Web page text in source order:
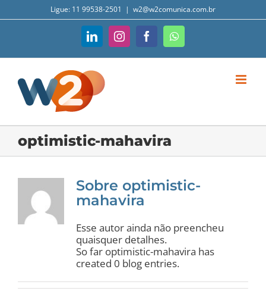
para
Ligue: 11 99538-2501 | w2@w2comunica.com.br
LinkedInInstagramFacebookWhatsApp
optimistic-mahavira
Sobre optimistic-
mahavira
Esse autor ainda não preencheu
quaisquer detalhes.
So far optimistic-mahavira has
created 0 blog entries.